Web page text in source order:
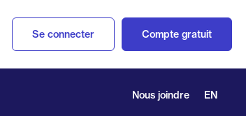
Se connecter Compte gratuit
Nous joindre EN